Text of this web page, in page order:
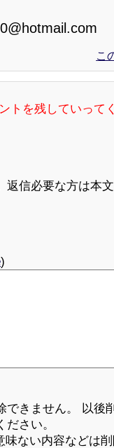
こ
トを残していって
返信必要な方は本
)
できません。 以後
さい。
ない内容などは